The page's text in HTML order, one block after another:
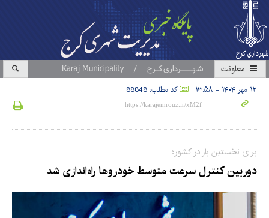
معاونت
۱۲ مهر ۱۴۰۴ - ۱۳:۵۸ کد مطلب: 88848
برای نخستین بار در کشور؛
دوربین کنترل سرعت متوسط خودروها راه‌اندازی شد